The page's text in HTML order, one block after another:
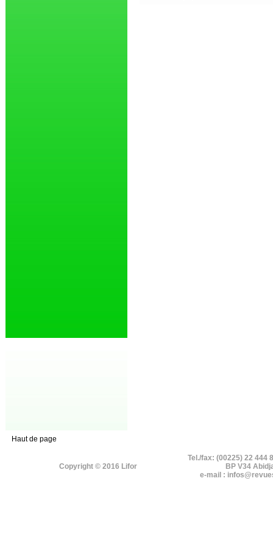
Haut de page
Copyright © 2016 Lifor
Tel./fax: (00225) 22 444
BP V34
e-mail :